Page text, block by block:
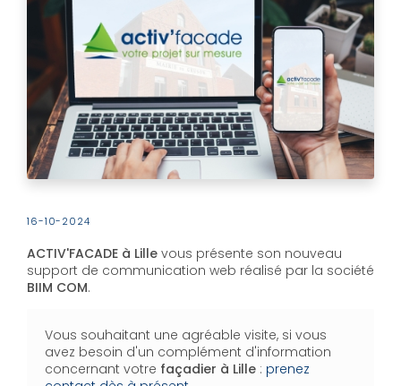
16-10-2024
ACTIV'FACADE à Lille vous présente son nouveau
support de communication web réalisé par la société
BIIM COM.
Vous souhaitant une agréable visite, si vous
avez besoin d'un complément d'information
concernant votre façadier à Lille : prenez